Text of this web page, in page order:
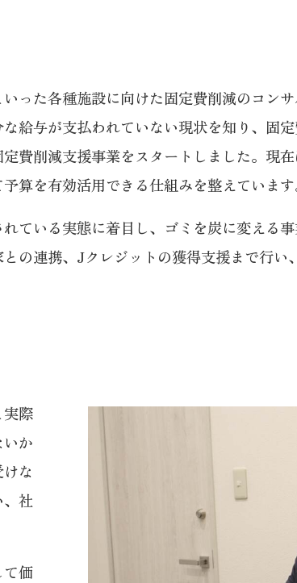
った各種施設に向けた固定費削減のコン
給与が支払われていない現状を知り、固
費削減支援事業をスタートしました。現
算を有効活用できる仕組みを整えています
ている実態に着目し、ゴミを炭に変える
の連携、Jクレジットの獲得支援まで行い
際
か
な
社
て価